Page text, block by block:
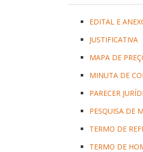
EDITAL E
JUSTIFICATIVA
MAPA DE
MINUTA DE
PARECER
PESQUISA DE
TERMO DE
TERMO DE